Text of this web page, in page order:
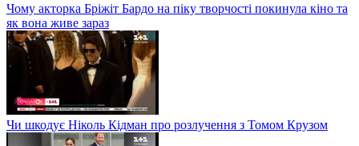
Чому акторка Бріжіт Бардо на піку творчості покинула кіно та
як вона живе зараз
Чи шкодує Ніколь Кідман про розлучення з Томом Крузом